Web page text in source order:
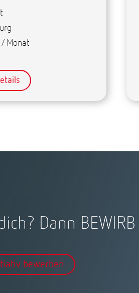
/ Monat
Dann
bewerben